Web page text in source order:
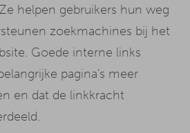
helpen gebruikers hun weg
zoekmachines bij het
Goede interne links
pagina's meer
en dat de linkkracht